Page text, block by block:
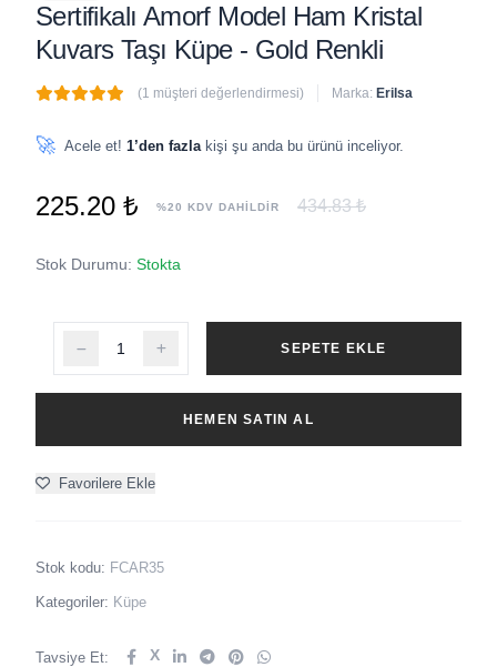
Sertifikalı Amorf Model Ham Kristal
Kuvars Taşı Küpe - Gold Renkli
(1 müşteri değerlendirmesi) Marka: Erilsa
🚀 Acele et! 1’den fazla kişi şu anda bu ürünü inceliyor.
225.20 ₺ %20 KDV DAHİLDİR 434.83 ₺
Stok Durumu: Stokta
SEPETE EKLE
HEMEN SATIN AL
Favorilere Ekle
Stok kodu: FCAR35
Kategoriler: Küpe
Tavsiye Et: X